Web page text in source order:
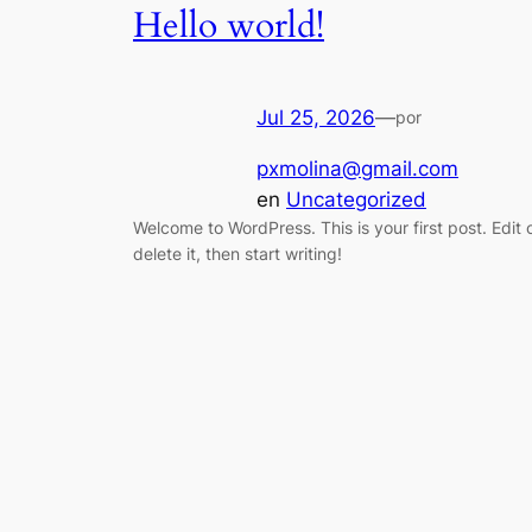
Hello world!
Jul 25, 2026—por
pxmolina@gmail.com
en Uncategorized
Welcome to WordPress. This is your first post. Edit
delete it, then start writing!